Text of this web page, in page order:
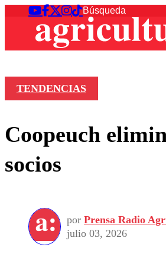
TENDENCIAS
Coopeuch
socios
por Prensa Radio
julio 03, 2026